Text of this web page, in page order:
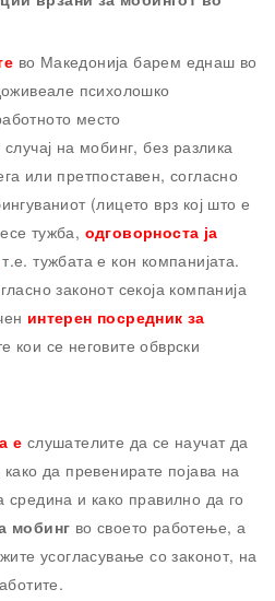
во Македонија барем еднаш во
психолошко
место
на мобинг, без разлика
или претпоставен, согласно
(лицето врз кој што е
тужба, одговорноста ја
т.е. тужбата е кон компанијата.
законот секоја компанија
интерен посредник за
кои се неговите обврски
е слушателите да се научат да
да превенирате појава на
и како правилно да го
мобинг во своето работење, а
усогласување со законот, на